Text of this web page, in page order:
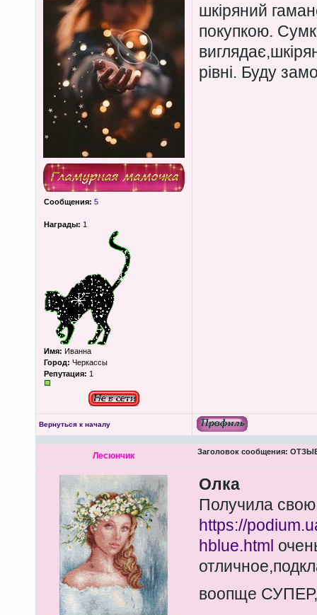
Сообщения: 5
Награды: 1
Имя: Иванна
Город: Черкассы
Репутация: 1
шкіряний
покупкою.
рівні. Буду
Вернуться к началу
Лесюнчик Заголовок сообщения:
Олка
Получила свою
https://
hblue.html
воопще СУПЕР,